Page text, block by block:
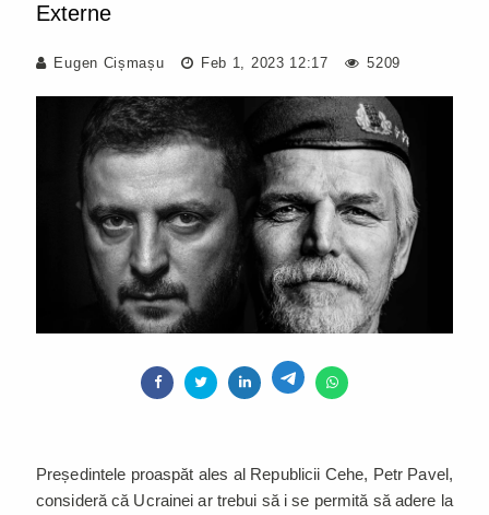
Externe
Eugen Cișmașu Feb 1, 2023 12:17 5209
Președintele proaspăt ales al Republicii Cehe, Petr Pavel,
consideră că Ucrainei ar trebui să i se permită să adere la